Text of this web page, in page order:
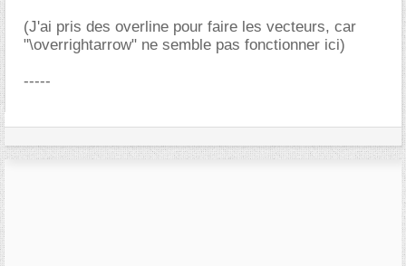
(J'ai pris des overline pour faire les vecteurs, car
"\overrightarrow" ne semble pas fonctionner ici)
-----